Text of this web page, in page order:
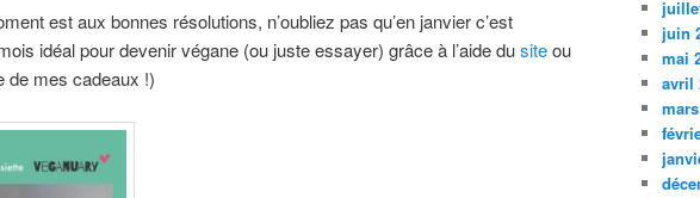
est aux bonnes résolutions, n’oubliez pas qu’en janvier c’est
idéal pour devenir végane (ou juste essayer) grâce à l’aide dusiteou
de mes cadeaux !)
juin
mai
avril